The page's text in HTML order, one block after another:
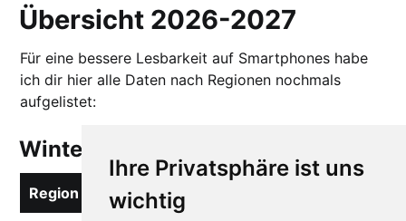
Ihre Privatsphäre ist uns
wichtig
Übersicht 2026-2027
Für eine bessere Lesbarkeit auf Smartphones habe
ich dir hier alle Daten nach Regionen nochmals
aufgelistet:
Winterferien 2026
Region